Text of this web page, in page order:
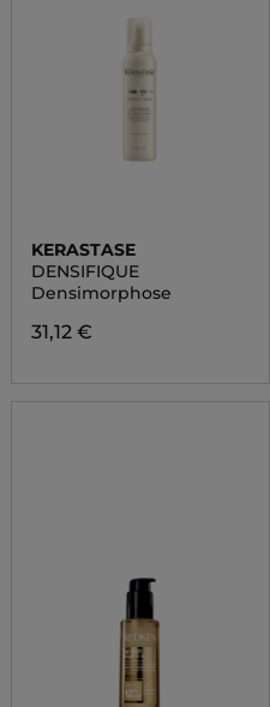
KERASTASE
DENSIFIQUE
Densimorphose
31,12 €